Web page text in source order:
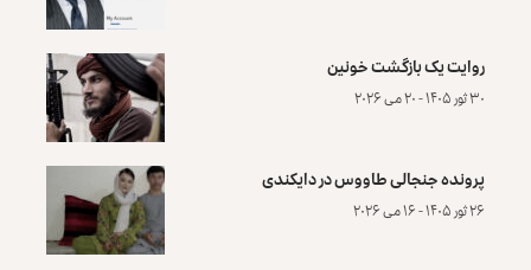
روایت یک بازگشت خونین
۳۰ ثور ۱۴۰۵ - ۲۰ می ۲۰۲۶
پرونده‌ جنجالی طاووس در دایکندی
۲۶ ثور ۱۴۰۵ - ۱۶ می ۲۰۲۶